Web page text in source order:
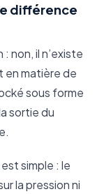
différence
non, il n’existe
matière de
sous forme
sortie du
simple : le
la pression ni